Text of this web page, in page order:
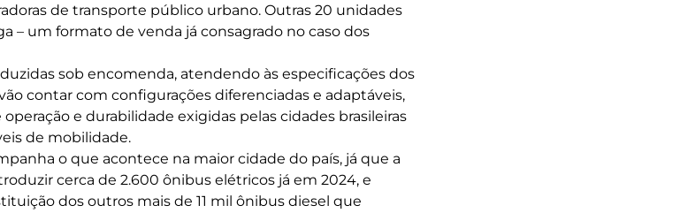
de transporte público urbano. Outras 20 unidades
– um formato de venda já consagrado no caso dos
sob encomenda, atendendo às especificações dos
contar com configurações diferenciadas e adaptáveis,
e durabilidade exigidas pelas cidades brasileiras
de mobilidade.
o que acontece na maior cidade do país, já que a
cerca de 2.600 ônibus elétricos já em 2024, e
dos outros mais de 11 mil ônibus diesel que